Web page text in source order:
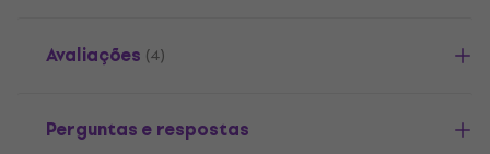
Avaliações (4)
Perguntas e respostas